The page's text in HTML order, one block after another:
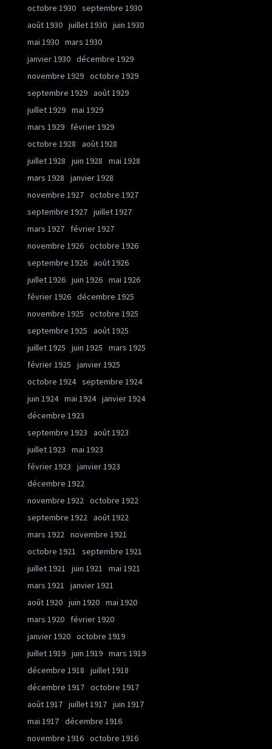
octobre 1930 septembre 1930
août 1930 juillet 1930 juin 1930
mai 1930 mars 1930
janvier 1930 décembre 1929
novembre 1929 octobre 1929
septembre 1929 août 1929
juillet 1929 mai 1929
mars 1929
février 1929
octobre 1928
août 1928
juillet 1928
juin 1928
mai 1928
mars 1928
janvier 1928
novembre 1927 octobre 1927
septembre 1927 juillet 1927
mars 1927
février 1927
novembre 1926 octobre 1926
septembre 1926 août 1926
juillet 1926 juin 1926 mai 1926
février 1926 décembre 1925
novembre 1925
octobre 1925
septembre 1925
août 1925
juillet 1925
juin 1925
mars 1925
février 1925
janvier 1925
octobre 1924 septembre 1924
juin 1924 mai 1924 janvier 1924
décembre 1923
septembre 1923
août 1923
juillet 1923
mai 1923
février 1923
janvier 1923
décembre 1922
novembre 1922 octobre 1922
septembre 1922 août 1922
mars 1922 novembre 1921
octobre 1921
septembre 1921
juillet 1921
juin 1921
mai 1921
mars 1921
janvier 1921
août 1920 juin 1920 mai 1920
mars 1920
février 1920
janvier 1920 octobre 1919
juillet 1919 juin 1919 mars 1919
décembre 1918
juillet 1918
décembre 1917 octobre 1917
août 1917 juillet 1917 juin 1917
mai 1917 décembre 1916
novembre 1916 octobre 1916